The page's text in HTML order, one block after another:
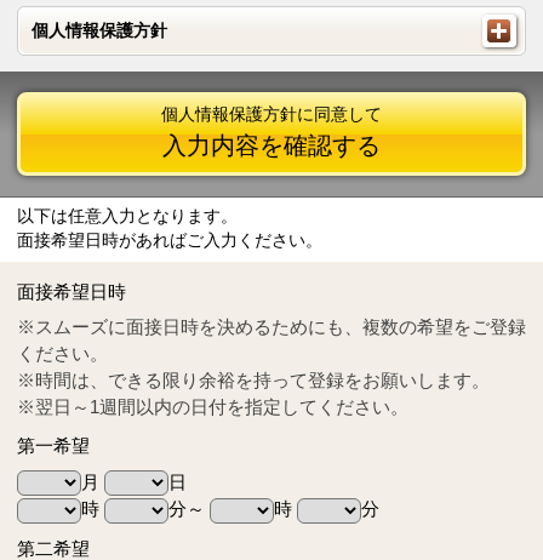
個人情報保護方針
個人情報保護方針
Tel
0570-55-0314
個人情報保護方針に同意して
入力内容を確認する
以下は任意入力となります。
面接希望日時があればご入力ください。
面接希望日時
※スムーズに面接日時を決めるためにも、複数の希望をご登録
ください。
※時間は、できる限り余裕を持って登録をお願いします。
※翌日～1週間以内の日付を指定してください。
第一希望
月
日
時
分～ 時
分
第二希望